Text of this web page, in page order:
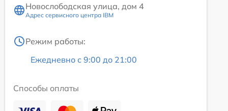
Новослободская улица, дом 4
Адрес сервисного центра IBM
Режим работы:
Ежедневно с 9:00 до 21:00
Способы оплаты